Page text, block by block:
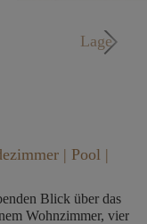
Lage
| Pool |
Blick über das
Wohnzimmer, vier